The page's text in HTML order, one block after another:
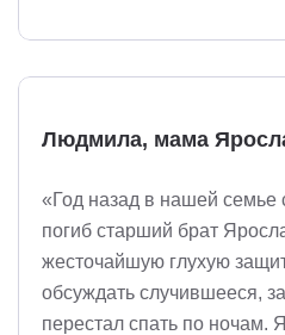
Людмила, мама
«Год назад в нашей семье
погиб старший брат
жесточайшую глухую
обсуждать случившееся,
перестал спать по ночам.